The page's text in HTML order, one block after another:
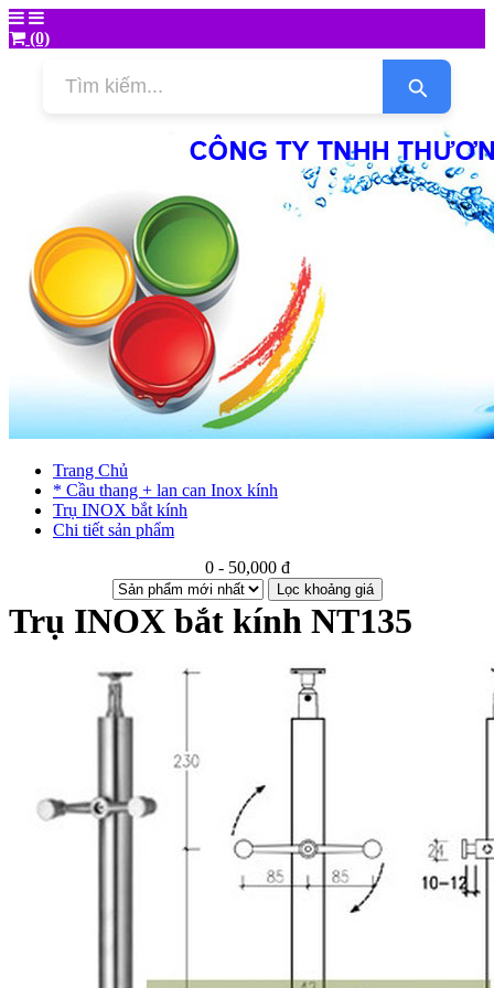
(0)
Trang Chủ
* Cầu thang + lan can Inox kính
Trụ INOX bắt kính
Chi tiết sản phẩm
0 - 50,000 đ
Lọc khoảng giá
Trụ INOX bắt kính NT135